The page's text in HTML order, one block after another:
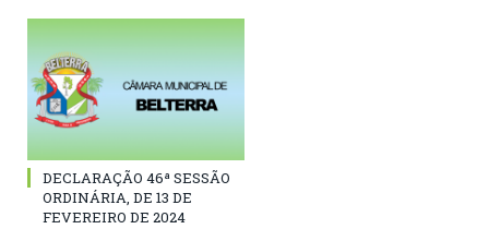
DECLARAÇÃO 46ª SESSÃO
ORDINÁRIA, DE 13 DE
FEVEREIRO DE 2024